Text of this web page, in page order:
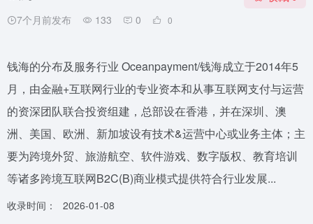
7个月前发布 133 0 0
钱海的分布及服务行业 Oceanpayment/钱海成立于2014年5
月，由金融+互联网行业的专业资本和从事互联网支付与运营
的资深团队联合投资组建，总部设在香港，并在深圳、澳
洲、美国、欧洲、新加坡设有技术&运营中心或业务主体；主
要为跨境外贸、旅游航空、软件游戏、数字版权、教育培训
等诸多跨境互联网B2C(B)商业模式提供符合行业发展...
收录时间：
2026-01-08